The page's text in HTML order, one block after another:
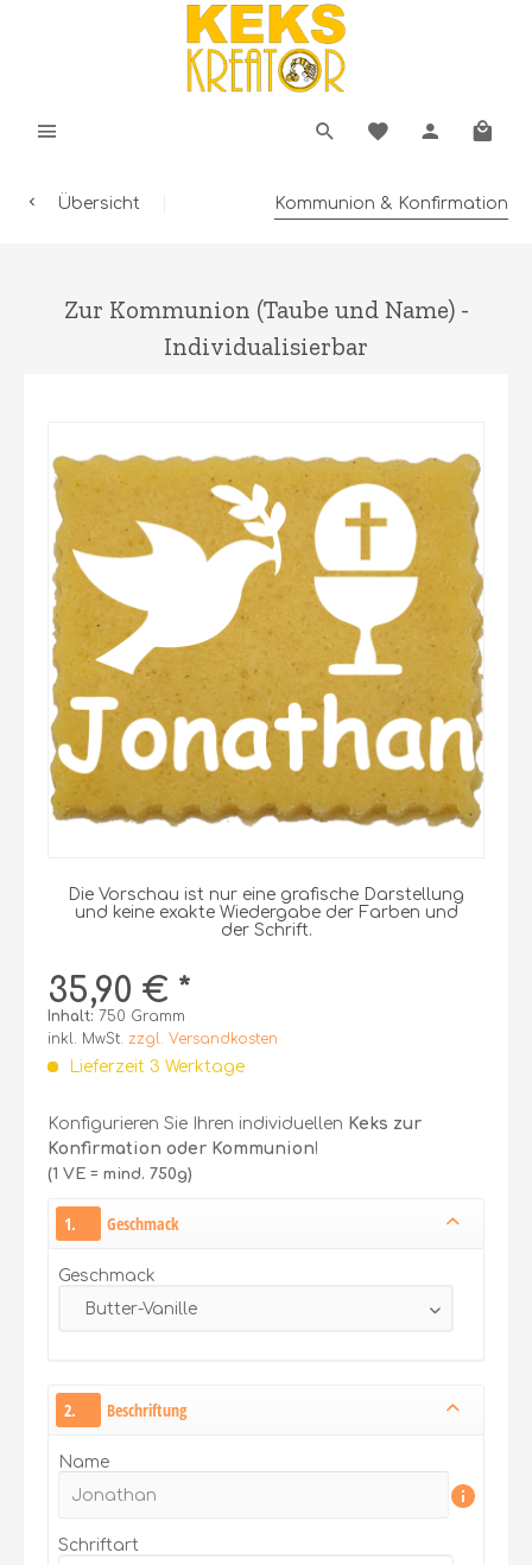
Übersicht Kommunion & Konfirmation
Zur Kommunion (Taube und Name) -
Individualisierbar
Die Vorschau ist nur eine grafische Darstellung
und keine exakte Wiedergabe der Farben und
der Schrift.
35,90 € *
Inhalt: 750 Gramm
inkl. MwSt. zzgl. Versandkosten
Lieferzeit 3 Werktage
Konfigurieren Sie Ihren individuellen Keks zur
Konfirmation oder Kommunion!
(1 VE = mind. 750g)
1. Geschmack
Geschmack
2. Beschriftung
Name
Schriftart